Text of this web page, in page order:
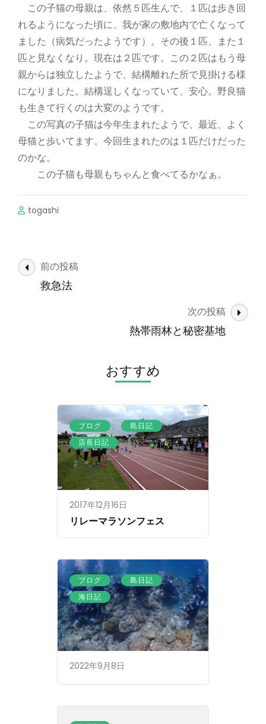
この子猫の母親は、依然５匹生んで、１匹は歩き回
れるようになった頃に、我が家の敷地内で亡くなって
ました（病気だったようです）。その後１匹、また１
匹と見なくなり。現在は２匹です。この２匹はもう母
親からは独立したようで、結構離れた所で見掛ける様
になりました。結構逞しくなっていて、安心。野良猫
も生きて行くのは大変のようです。
この写真の子猫は今年生まれたようで、最近、よく
母猫と歩いてます。今回生まれたのは１匹だけだった
のかな。
この子猫も母親もちゃんと食べてるかなぁ。
togashi
投
稿
前の投稿
救急法
次の投稿
熱帯雨林と秘密基地
おすすめ
ブログ 、 島日記 、
店長日記
2017年12月16日
リレーマラソンフェス
ブログ 、 島日記 、
海日記
2022年9月8日